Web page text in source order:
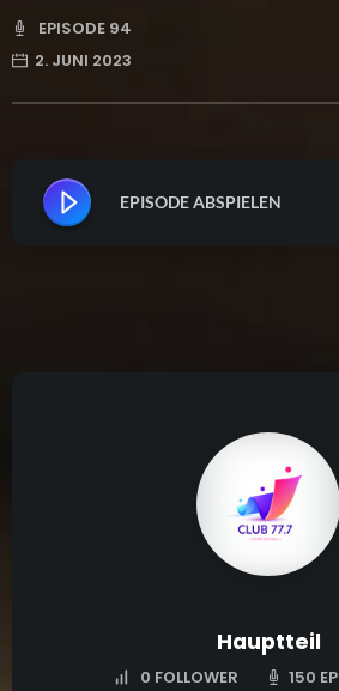
EPISODE 94
2. JUNI 2023
EPISODE ABSPIELEN
Hauptteil
0 FOLLOWER 150